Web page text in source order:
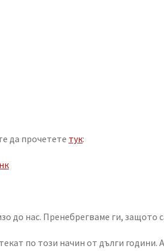
да прочетете тук:
до нас. Пренебрегваме ги, защото
по този начин от дълги